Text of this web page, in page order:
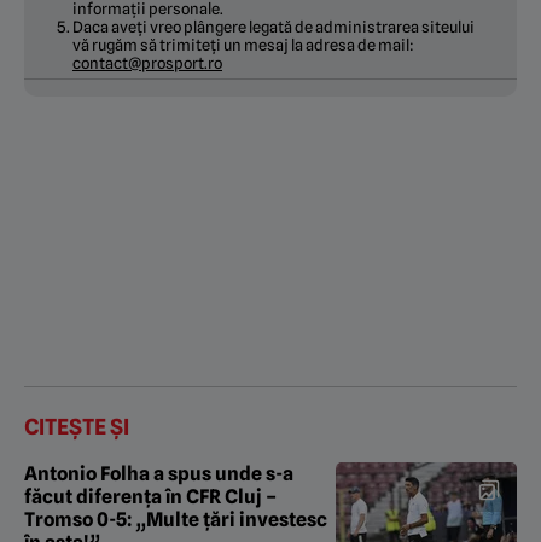
informații personale.
Daca aveți vreo plângere legată de administrarea siteului
vă rugăm să trimiteți un mesaj la adresa de mail:
contact@prosport.ro
CITEȘTE ȘI
Antonio Folha a spus unde s-a
făcut diferența în CFR Cluj –
Tromso 0-5: „Multe țări investesc